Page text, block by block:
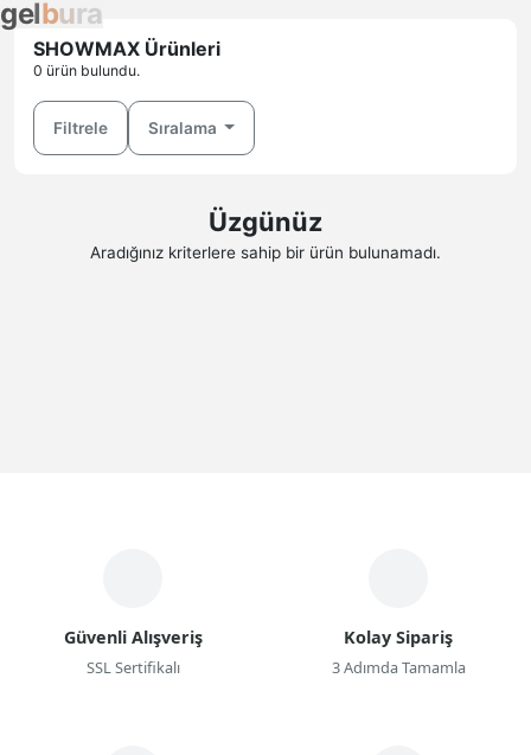
gelbura
SHOWMAX Ürünleri
0 ürün bulundu.
Filtrele Sıralama
Üzgünüz
Aradığınız kriterlere sahip bir ürün bulunamadı.
Güvenli Alışveriş
SSL Sertifikalı
Kolay Sipariş
3 Adımda Tamamla